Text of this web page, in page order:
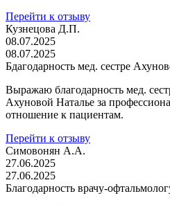
Перейти к отзыву
Кузнецова Д.П.
08.07.2025
08.07.2025
Бдагодарность мед. сестре
Выражаю благодарность мед.
Ахуновой Наталье за
отношение к пациентам.
Перейти к отзыву
Симовонян А.А.
27.06.2025
27.06.2025
Благодарность врачу-